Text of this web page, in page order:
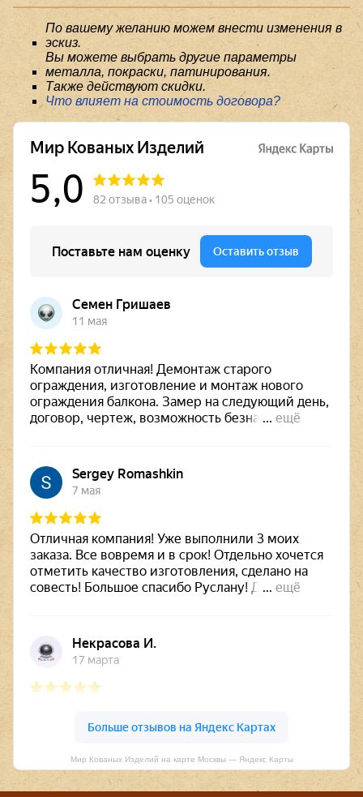
По вашему желанию можем внести изменения в
эскиз.
Вы можете выбрать другие параметры
металла, покраски, патинирования.
Также действуют скидки.
Что влияет на стоимость договора?
Мир Кованых Изделий на карте Москвы — Яндекс Карты